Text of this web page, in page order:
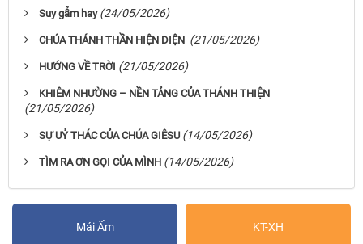
Suy gẫm hay (24/05/2026)
CHÚA THÁNH THẦN HIỆN DIỆN (21/05/2026)
HƯỚNG VỀ TRỜI (21/05/2026)
KHIÊM NHƯỜNG – NỀN TẢNG CỦA THÁNH THIỆN
(21/05/2026)
SỰ UỶ THÁC CỦA CHÚA GIÊSU (14/05/2026)
TÌM RA ƠN GỌI CỦA MÌNH (14/05/2026)
Mái Ấm KT-XH